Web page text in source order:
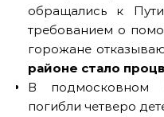
обращались к
требованием о
горожане
районе стало
В подмосковном
погибли четверо